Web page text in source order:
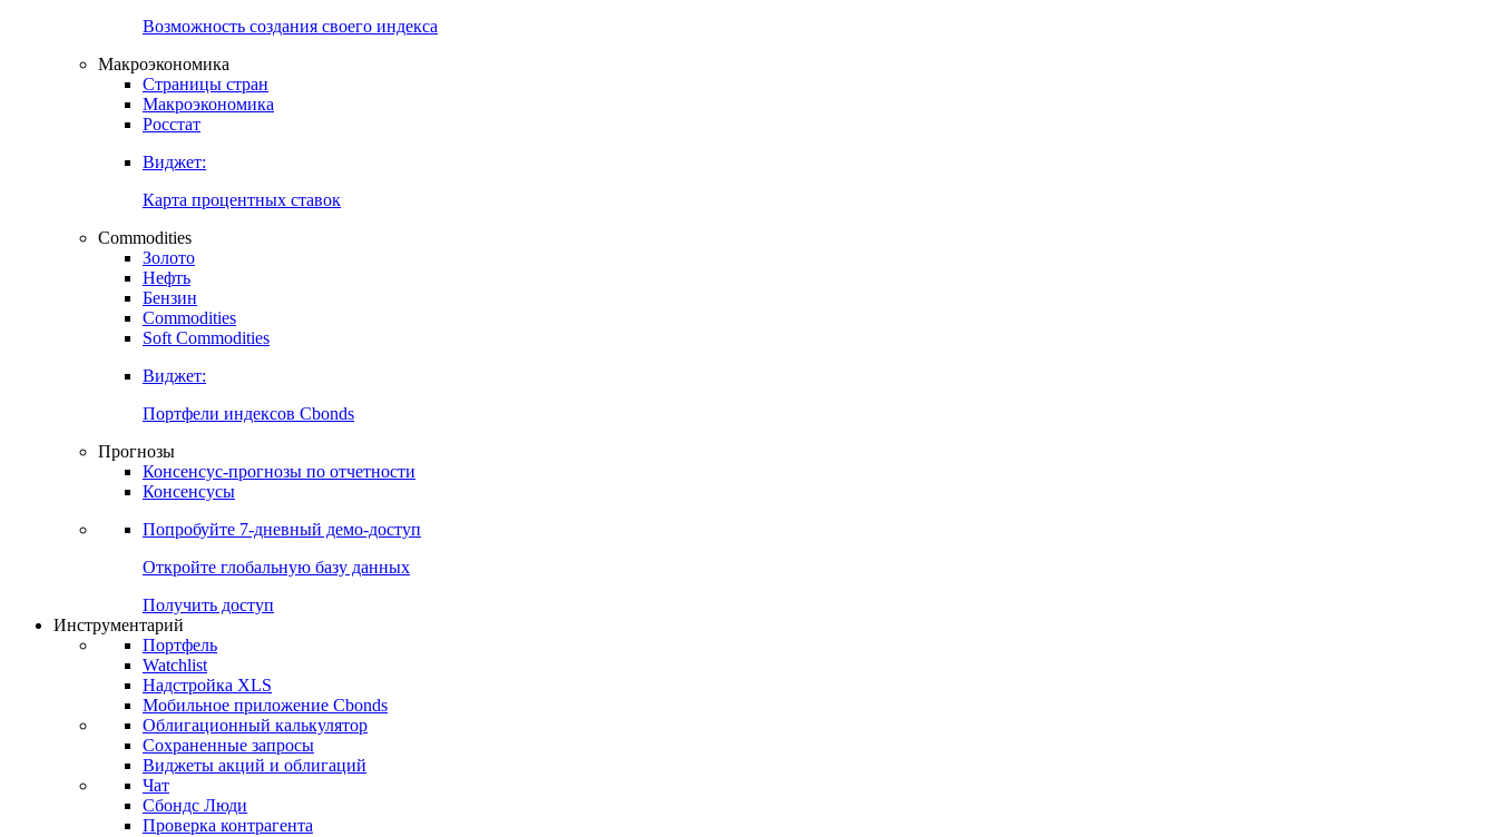
Возможность создания своего индекса
Макроэкономика
Страницы стран
Макроэкономика
Росстат
Виджет:
Карта процентных ставок
Commodities
Золото
Нефть
Бензин
Commodities
Soft Commodities
Виджет:
Портфели индексов Cbonds
Прогнозы
Консенсус-прогнозы по отчетности
Консенсусы
Попробуйте 7-дневный демо-доступ
Откройте глобальную базу данных
Получить доступ
Инструментарий
Портфель
Watchlist
Надстройка XLS
Мобильное приложение Cbonds
Облигационный калькулятор
Сохраненные запросы
Виджеты акций и облигаций
Чат
Сбондс Люди
Проверка контрагента